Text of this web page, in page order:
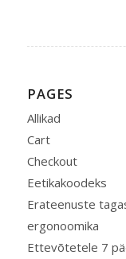
PAGES
Allikad
Cart
Checkout
Eetikakoodeks
Erateenuste
ergonoomika
Ettevõtetele 7